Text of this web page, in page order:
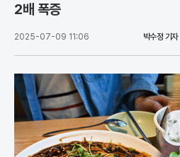
2배 폭증
2025-07-09 11:06 박수정 기자